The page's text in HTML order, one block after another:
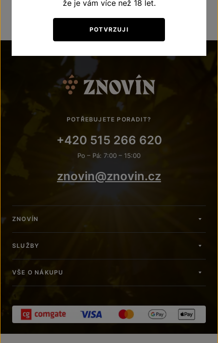
POTŘEBUJETE PORADIT?
+420 515 266 620
Po – Pá: 7:00 – 15:00
znovin@znovin.cz
ZNOVÍN
SLUŽBY
VŠE O NÁKUPU
že je vám více než 18 let.
POTVRZUJI